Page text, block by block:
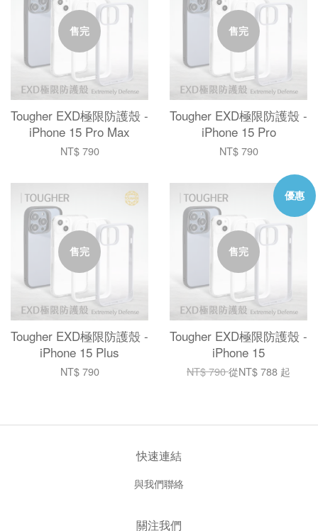
售完
Tougher EXD極限防護殼 -
iPhone 15 Pro Max
NT$ 790
售完
Tougher EXD極限防護殼 -
iPhone 15 Pro
NT$ 790
售完
Tougher EXD極限防護殼 -
iPhone 15 Plus
NT$ 790
優惠
售完
Tougher EXD極限防護殼 -
iPhone 15
NT$ 790從NT$ 788 起
快速連結
與我們聯絡
關注我們